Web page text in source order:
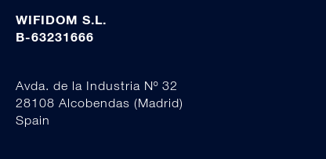
WIFIDOM S.L.
B-63231666
Avda. de la Industria Nº 32
28108 Alcobendas (Madrid)
Spain